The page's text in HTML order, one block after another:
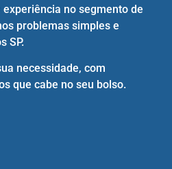
no segmento de
problemas simples e
SP.
necessidade, com
que cabe no seu bolso.